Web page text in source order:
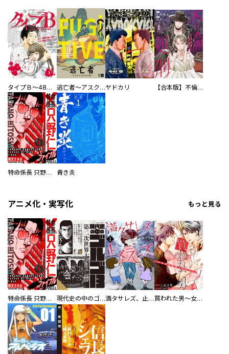
タイプＢ～48時間後、致死率100％～【単話】 逃亡者～アスクレピオスの杖～ヤドカリ 【合本版】不倫処刑
特命係長 只野仁ファイナル 愛蔵版 青き炎
アニメ化・実写化 もっと見る
特命係長 只野仁ファイナル 愛蔵版 現代史の中のゴルゴ13 満タサレズ、止メラレズ 買われた男～女性限定快感セラピスト～【描き下ろしおまけ付き特装版】